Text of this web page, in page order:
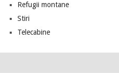
Refugii montane
Stiri
Telecabine